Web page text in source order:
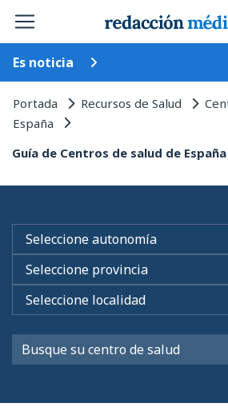
Es noticia
Portada Recursos de Salud
España
Guía de Centros de salud de España